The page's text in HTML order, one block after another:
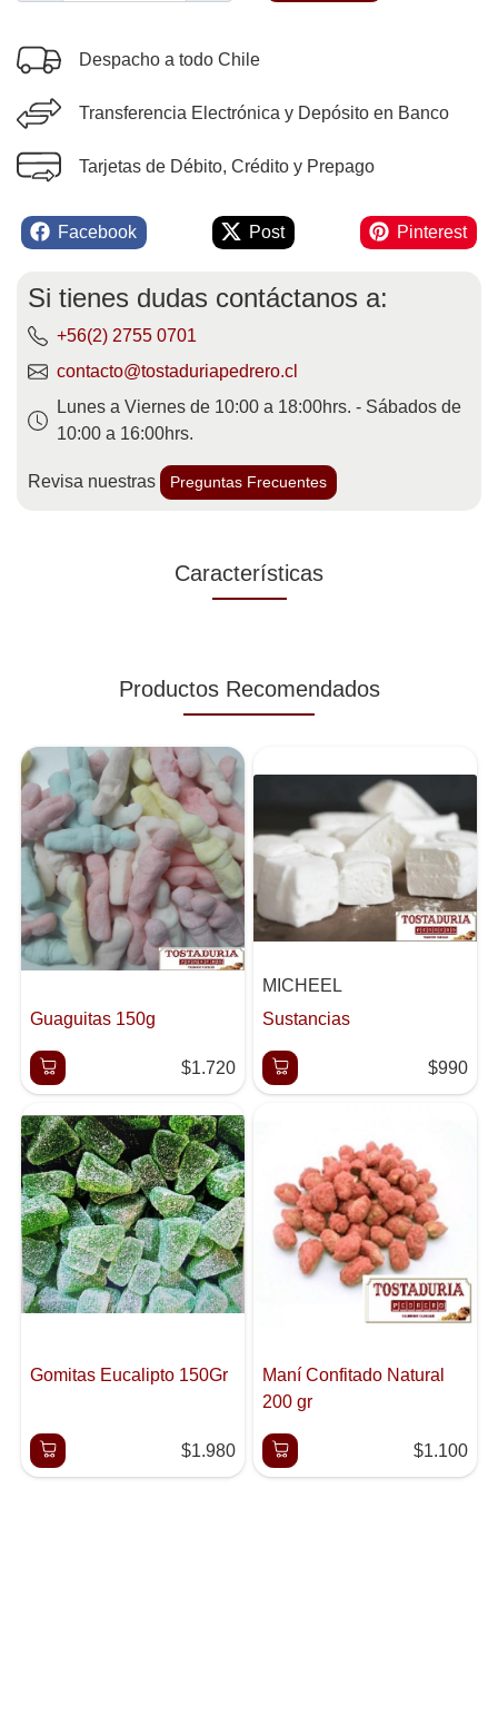
Despacho a todo Chile
Transferencia Electrónica y Depósito en Banco
Tarjetas de Débito, Crédito y Prepago
Facebook Post Pinterest
Si tienes dudas contáctanos a:
+56(2) 2755 0701
contacto@tostaduriapedrero.cl
Lunes a Viernes de 10:00 a 18:00hrs. - Sábados de
10:00 a 16:00hrs.
Revisa nuestras Preguntas Frecuentes
Características
Productos Recomendados
Guaguitas 150g
$1.720
MICHEEL
Sustancias
$990
Gomitas Eucalipto 150Gr
$1.980
Maní Confitado Natural
200 gr
$1.100